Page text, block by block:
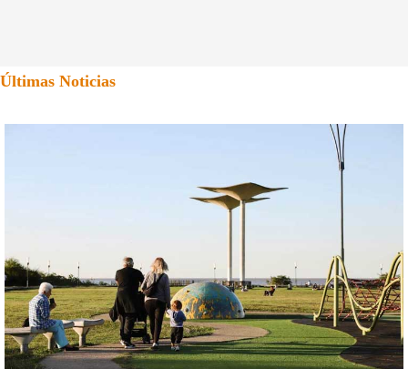
Últimas Noticias